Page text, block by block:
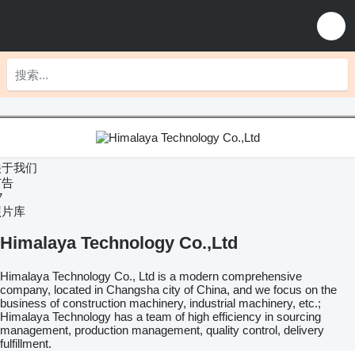
我们
库
Himalaya Technology Co.,Ltd
Himalaya Technology Co., Ltd is a modern comprehensive
company, located in Changsha city of China, and we focus on the
business of construction machinery, industrial machinery, etc.;
Himalaya Technology has a team of high efficiency in sourcing
management, production management, quality control, delivery
fulfillment.